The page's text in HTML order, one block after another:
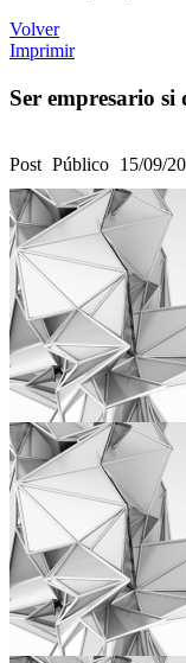
Volver
Imprimir
Ser empresario si
Post Público 15/09/